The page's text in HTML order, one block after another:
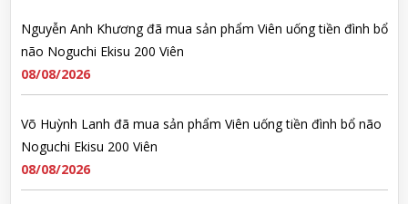
Nguyễn Anh Khương đã mua sản phẩm Viên uống tiền đình bổ
não Noguchi Ekisu 200 Viên
08/08/2026
Võ Huỳnh Lanh đã mua sản phẩm Viên uống tiền đình bổ não
Noguchi Ekisu 200 Viên
08/08/2026